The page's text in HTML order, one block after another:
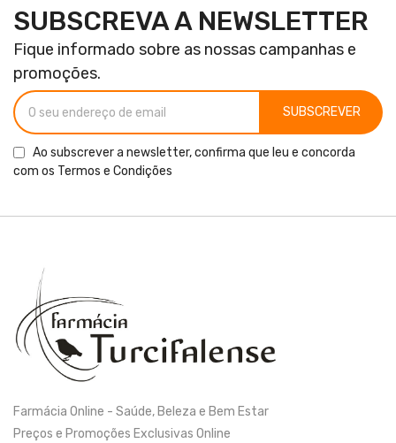
SUBSCREVA A NEWSLETTER
Fique informado sobre as nossas campanhas e
promoções.
SUBSCREVER
Ao subscrever a newsletter, confirma que leu e concorda
com os Termos e Condições
Farmácia Online - Saúde, Beleza e Bem Estar
Preços e Promoções Exclusivas Online